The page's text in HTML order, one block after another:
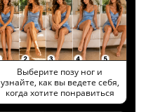
Выберите позу ног и
узнайте, как вы ведете себя,
когда хотите понравиться